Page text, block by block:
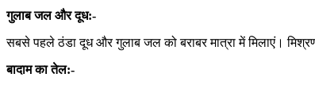
गुलाब जल और दूध:-
सबसे पहले ठंडा दूध और गुलाब जल को बराबर मात्रा में मिलाएं।
बादाम का तेल:-